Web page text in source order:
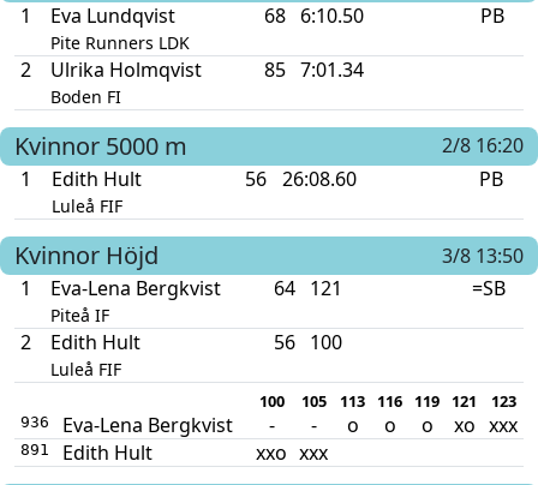
1
Eva Lundqvist
Pite Runners LDK
68 6:10.50 PB
2 Ulrika Holmqvist
Boden FI
85 7:01.34
Kvinnor 5000 m
2/8 16:20
1
Edith Hult
Luleå FIF
56 26:08.60 PB
Kvinnor Höjd
3/8 13:50
1
Eva-Lena Bergkvist
Piteå IF
64 121 =SB
2 Edith Hult
Luleå FIF
56 100
100 105 113 116 119 121 123
936 Eva-Lena Bergkvist - - o o o xo xxx
891 Edith Hult xxo xxx